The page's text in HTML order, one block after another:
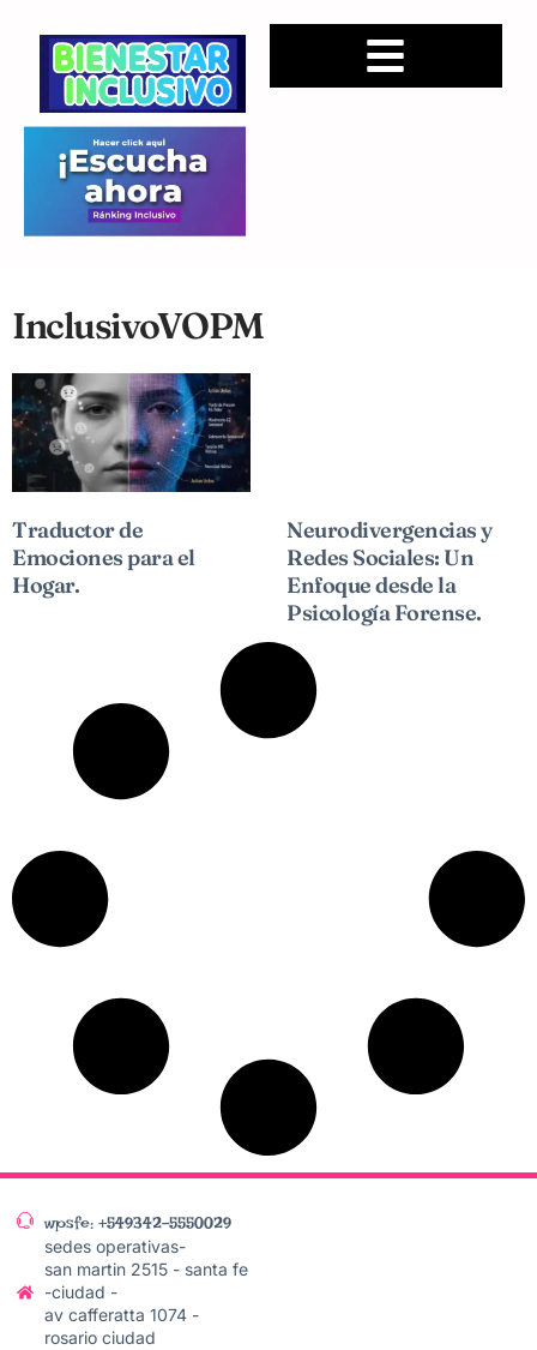
InclusivoVOPM
Traductor de
Emociones para el
Hogar.
Neurodivergencias y
Redes Sociales: Un
Enfoque desde la
Psicología Forense.
wpsfe: +549342-5550029
sedes operativas-
san martin 2515 - santa fe
-ciudad -
av cafferatta 1074 -
rosario ciudad